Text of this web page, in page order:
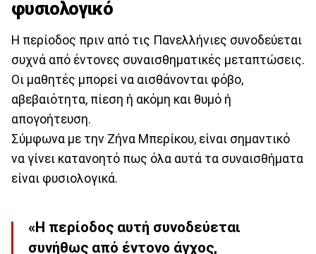
φυσιολογικό
Η περίοδος πριν από τις Πανελλήνιες συνοδεύεται
συχνά από έντονες συναισθηματικές μεταπτώσεις.
Οι μαθητές μπορεί να αισθάνονται φόβο,
αβεβαιότητα, πίεση ή ακόμη και θυμό ή
απογοήτευση.
Σύμφωνα με την Ζήνα Μπερίκου, είναι σημαντικό
να γίνει κατανοητό πως όλα αυτά τα συναισθήματα
είναι φυσιολογικά.
«Η περίοδος αυτή συνοδεύεται
συνήθως από έντονο άγχος,